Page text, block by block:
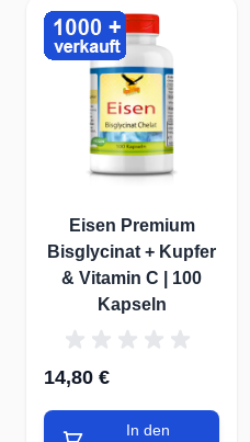
Eisen Premium
Bisglycinat + Kupfer
& Vitamin C | 100
Kapseln
14,80 €
In den